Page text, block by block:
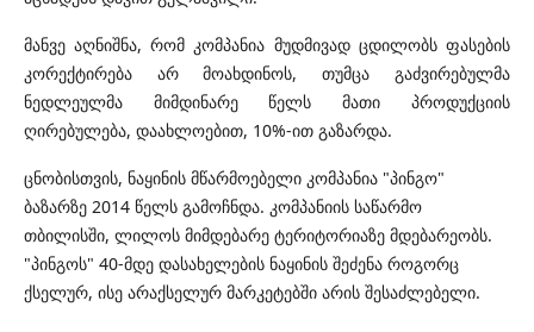
მანვე აღნიშნა, რომ კომპანია მუდმივად ცდილობს ფასების
კორექტირება არ მოახდინოს, თუმცა გაძვირებულმა
ნედლეულმა მიმდინარე წელს მათი პროდუქციის
ღირებულება, დაახლოებით, 10%-ით გაზარდა.
ცნობისთვის, ნაყინის მწარმოებელი კომპანია "პინგო"
ბაზარზე 2014 წელს გამოჩნდა. კომპანიის საწარმო
თბილისში, ლილოს მიმდებარე ტერიტორიაზე მდებარეობს.
"პინგოს" 40-მდე დასახელების ნაყინის შეძენა როგორც
ქსელურ, ისე არაქსელურ მარკეტებში არის შესაძლებელი.